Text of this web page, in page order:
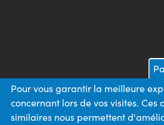
Pour vous garantir la meilleure
concernant lors de vos visites. Ces
similaires nous permettent